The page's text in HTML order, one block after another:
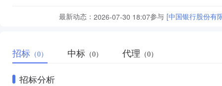
最新动态： 2026-07-30 18:07参与 [中国银行股份有
招标 （0） 中标 （0） 代理 （0）
招标分析